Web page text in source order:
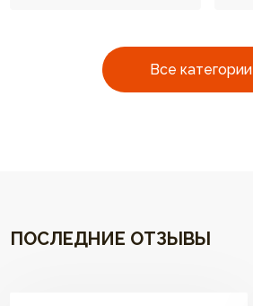
Все категории
ПОСЛЕДНИЕ ОТЗЫВЫ